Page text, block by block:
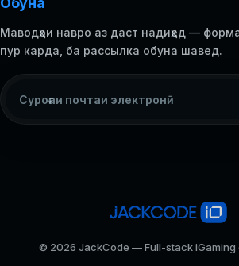
Маводҳои навро аз даст надиҳед —
пур карда, ба рассылка обуна шавед.
© 2026 JackCode — Full-stack iGaming